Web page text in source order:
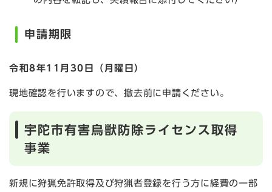
申請期限
令和8年11月30日（月曜日）
現地確認を行いますので、撤去前に申請ください。
宇陀市有害鳥獣防除ライセンス取得
事業
新規に狩猟免許取得及び狩猟者登録を行う方に経費の一部